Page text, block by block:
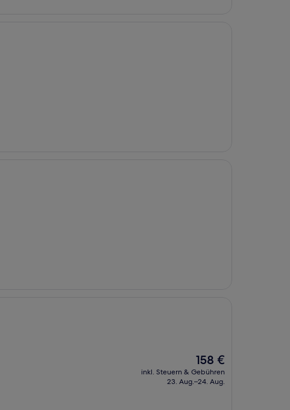
Der
Preis
beträgt
158 €
inkl. Steuern & Gebühren
23. Aug.–24. Aug.